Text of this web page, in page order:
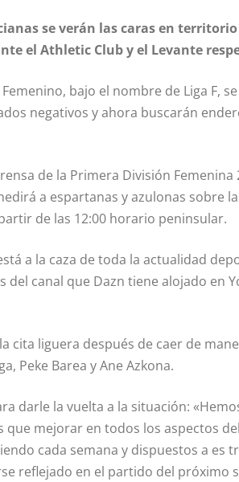
se verán las caras en
el Athletic Club y el Levante
bajo el nombre de Liga F,
negativos y ahora buscarán
de la Primera División Femenina
a espartanas y azulonas sobre
de las 12:00 horario peninsular.
a la caza de toda la actualidad
canal que Dazn tiene alojado en
cita liguera después de caer de
Peke Barea y Ane Azkona.
darle la vuelta a la situación:
que mejorar en todos los aspectos
cada semana y dispuestos a es
reflejado en el partido del próximo